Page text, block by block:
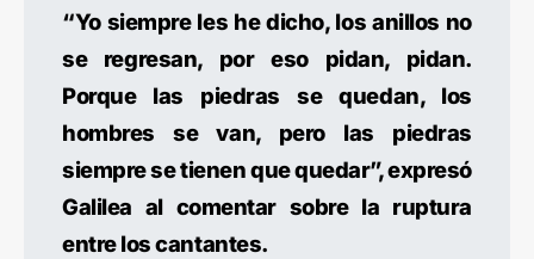
“Yo siempre les he dicho, los anillos no
se regresan, por eso pidan, pidan.
Porque las piedras se quedan, los
hombres se van, pero las piedras
siempre se tienen que quedar”, expresó
Galilea al comentar sobre la ruptura
entre los cantantes.